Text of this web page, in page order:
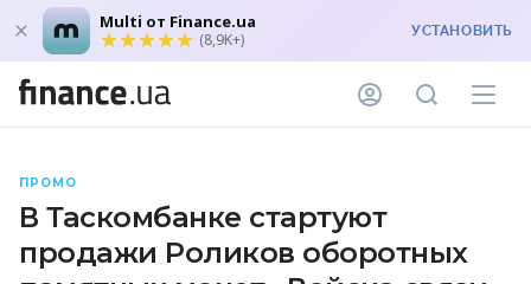
Multi от Finance.ua
(8,9K+) УСТАНОВИТЬ
ПРОМО
В Таскомбанке стартуют
продажи Роликов оборотных